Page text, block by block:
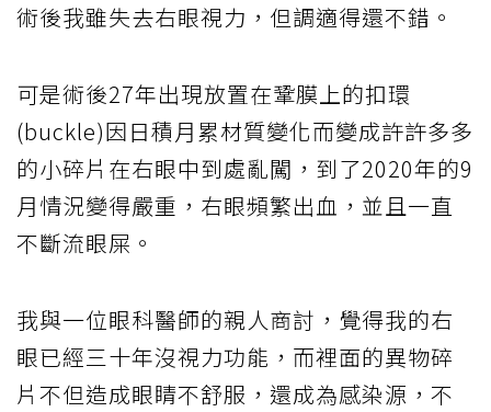
術後我雖失去右眼視力，但調適得還不錯。
可是術後27年出現放置在鞏膜上的扣環
(buckle)因日積月累材質變化而變成許許多多
的小碎片在右眼中到處亂闖，到了2020年的9
月情況變得嚴重，右眼頻繁出血，並且一直
不斷流眼屎。
我與一位眼科醫師的親人商討，覺得我的右
眼已經三十年沒視力功能，而裡面的異物碎
片不但造成眼睛不舒服，還成為感染源，不